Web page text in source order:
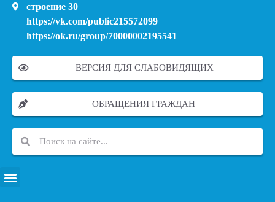
строение 30
https://vk.com/public215572099
https://ok.ru/group/70000002195541
ВЕРСИЯ ДЛЯ СЛАБОВИДЯЩИХ
ОБРАЩЕНИЯ ГРАЖДАН